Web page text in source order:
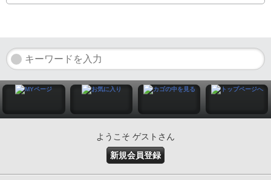
ようこそ ゲストさん
新規会員登録